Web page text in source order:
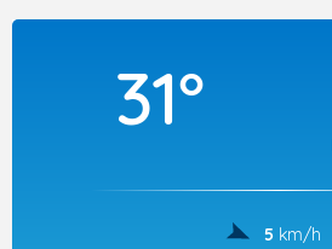
Articles
31°
5 km/h